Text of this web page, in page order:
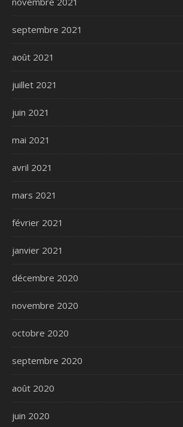
septembre 2021
août 2021
juillet 2021
juin 2021
mai 2021
avril 2021
mars 2021
février 2021
janvier 2021
décembre 2020
novembre 2020
octobre 2020
septembre 2020
août 2020
juin 2020